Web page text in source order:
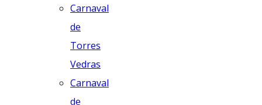
Carnaval
de
Torres
Vedras
Carnaval
de